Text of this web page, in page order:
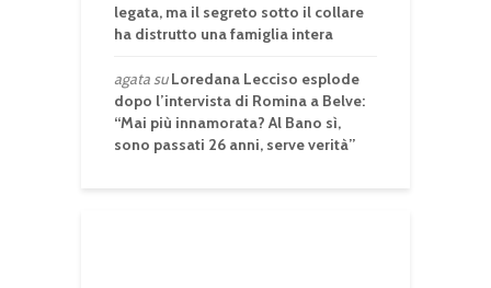
legata, ma il segreto sotto il collare
ha distrutto una famiglia intera
agatasuLoredana Lecciso esplode
dopo l’intervista di Romina a Belve:
“Mai più innamorata? Al Bano sì,
sono passati 26 anni, serve verità”